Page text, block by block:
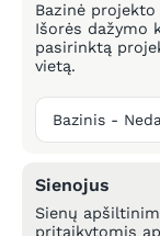
Bazinė
Išorės dažymo
pasirinktą
vietą.
Sienojus
Sienų
pritaikytomis